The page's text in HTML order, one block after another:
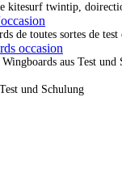
kitesurf twintip,
de toutes sortes de test
occasion
aus Test und
und Schulung